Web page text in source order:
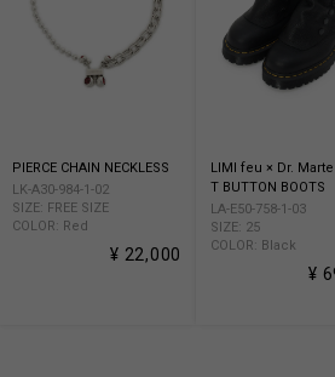
PIERCE CHAIN NECKLESS
LK-A30-984-1-02
SIZE: FREE SIZE
COLOR: Red
¥ 22,000
LIMI feu × Dr.
T BUTTON BOOTS
LA-E50-758-1-03
SIZE: 25
COLOR: Black
¥